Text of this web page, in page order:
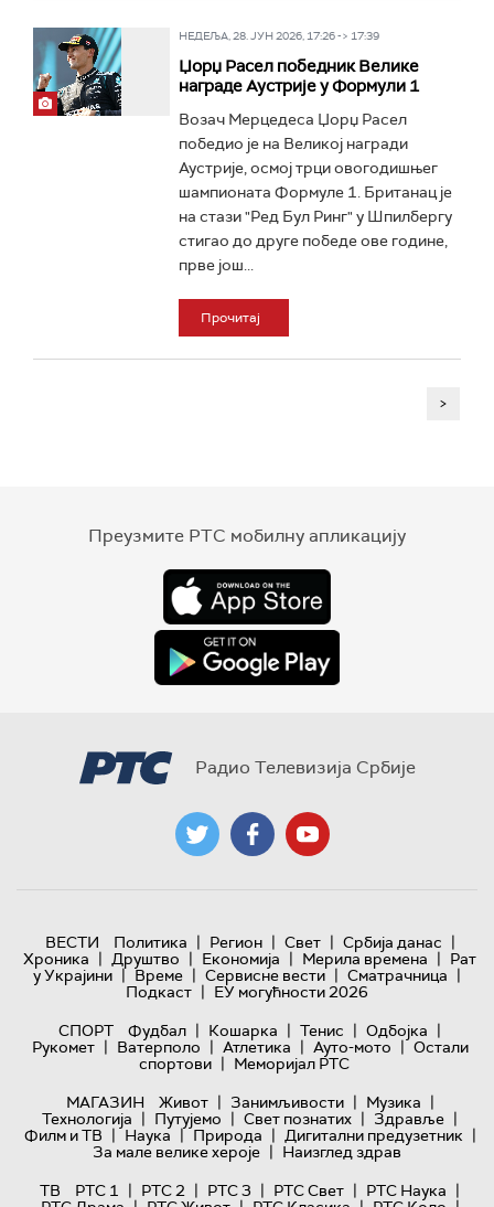
НЕДЕЉА, 28. ЈУН 2026, 17:26 -> 17:39
Џорџ Расел победник Велике
награде Аустрије у Формули 1
Возач Мерцедеса Џорџ Расел
победио је на Великој награди
Аустрије, осмој трци овогодишњег
шампионата Формуле 1. Британац је
на стази "Ред Бул Ринг" у Шпилбергу
стигао до друге победе ове године,
прве још...
Прочитај
>
Преузмите РТС мобилну апликацију
Радио Телевизија Србије
ВЕСТИ Политика | Регион | Свет | Србија данас |
Хроника | Друштво | Економија | Мерила времена | Рат
у Украјини | Време | Сервисне вести | Сматрачница |
Подкаст | ЕУ могућности 2026
СПОРТ
Фудбал | Кошарка | Тенис | Одбојка |
Рукомет | Ватерполо | Атлетика | Ауто-мото | Остали
спортови | Меморијал РТС
МАГАЗИН
Живот | Занимљивости | Музика |
Технологијa | Путујемо | Свет познатих | Здравље |
Филм и ТВ | Наука | Природа | Дигитални предузетник |
За мале велике хероје | Наизглед здрав
ТВ
РТС 1 | РТС 2 | РТС 3 | РТС Свет | РТС Наука |